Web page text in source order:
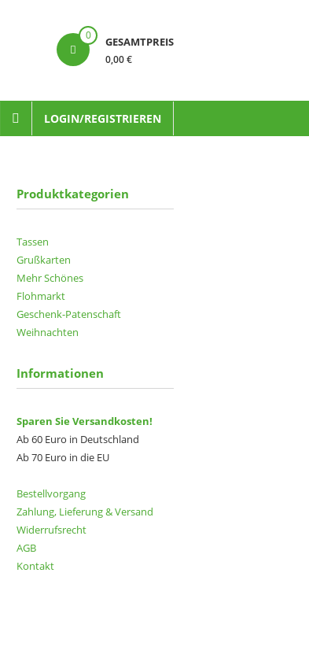
0 GESAMTPREIS
0,00 €
LOGIN/REGISTRIEREN
Produktkategorien
Tassen
Grußkarten
Mehr Schönes
Flohmarkt
Geschenk-Patenschaft
Weihnachten
Informationen
Sparen Sie Versandkosten!
Ab 60 Euro in Deutschland
Ab 70 Euro in die EU
Bestellvorgang
Zahlung, Lieferung & Versand
Widerrufsrecht
AGB
Kontakt